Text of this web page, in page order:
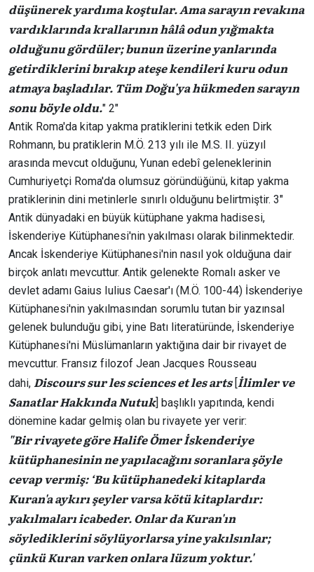
düşünerek yardıma koştular. Ama sarayın revakına
vardıklarında krallarının hâlâ odun yığmakta
olduğunu gördüler; bunun üzerine yanlarında
getirdiklerini bırakıp ateşe kendileri kuru odun
atmaya başladılar. Tüm Doğu'ya hükmeden sarayın
sonu böyle oldu." 2″
Antik Roma'da kitap yakma pratiklerini tetkik eden Dirk
Rohmann, bu pratiklerin M.Ö. 213 yılı ile M.S. II. yüzyıl
arasında mevcut olduğunu, Yunan edebî geleneklerinin
Cumhuriyetçi Roma'da olumsuz göründüğünü, kitap yakma
pratiklerinin dini metinlerle sınırlı olduğunu belirtmiştir. 3″
Antik dünyadaki en büyük kütüphane yakma hadisesi,
İskenderiye Kütüphanesi'nin yakılması olarak bilinmektedir.
Ancak İskenderiye Kütüphanesi'nin nasıl yok olduğuna dair
birçok anlatı mevcuttur. Antik gelenekte Romalı asker ve
devlet adamı Gaius Iulius Caesar'ı (M.Ö. 100-44) İskenderiye
Kütüphanesi'nin yakılmasından sorumlu tutan bir yazınsal
gelenek bulunduğu gibi, yine Batı literatüründe, İskenderiye
Kütüphanesi'ni Müslümanların yaktığına dair bir rivayet de
mevcuttur. Fransız filozof Jean Jacques Rousseau
dahi, Discours sur les sciences et les arts[İlimler ve
Sanatlar Hakkında Nutuk] başlıklı yapıtında, kendi
dönemine kadar gelmiş olan bu rivayete yer verir:
"Bir rivayete göre Halife Ömer İskenderiye
kütüphanesinin ne yapılacağını soranlara şöyle
cevap vermiş: ‘Bu kütüphanedeki kitaplarda
Kuran'a aykırı şeyler varsa kötü kitaplardır:
yakılmaları icabeder. Onlar da Kuran'ın
söylediklerini söylüyorlarsa yine yakılsınlar;
çünkü Kuran varken onlara lüzum yoktur.'